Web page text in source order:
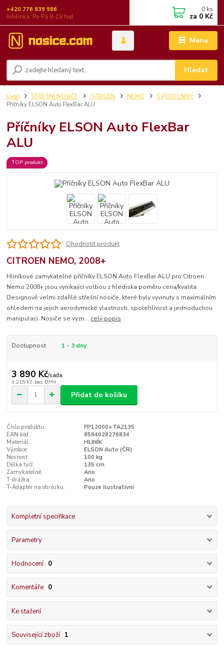
Menu
Hledat
+420 776 839 986
Infolinka: Po-Pá 8-18 hod.
0 ks
za 0 Kč
Úvod STŘEŠNÍ NOSIČE CITROËN NEMO
S PODÉLNÍKY
Příčníky ELSON Auto FlexBar ALU
Příčníky ELSON Auto FlexBar
ALU
TOP produkt
Ohodnotit produkt
CITROEN NEMO, 2008+
Hliníkové zamykatelné příčníky ELSON Auto FlexBar ALU pro Citroen
Nemo 2008+ jsou vynikající volbou z hlediska poměru cena/kvalita.
Designově velmi zdařilé střešní nosiče, které byly vyvinuty s maximálním
ohledem na jejich aerodymické vlastnosti, spolehlivost a jednoduchou
manipulaci. Nosiče se vyzn... celý popis
Dostupnost 1 - 3 dny
3 890 Kč/sada
3 215 Kč bez DPH
Přidat do košíku
Číslo produktu:
FP12000+TA2135
EAN kód:
8594028276834
Materiál:
HLINÍK
Výrobce:
ELSON Auto (ČR)
Nosnost:
100 kg
Délka tyčí:
135 cm
Zamykatelné:
Ano
T-drážka:
Ano
T-Adaptér na obrázku:
Pouze ilustrativní
Kompletní specifikace
Parametry
Hodnocení 0
Komentáře 0
Ke stažení
Související zboží 1